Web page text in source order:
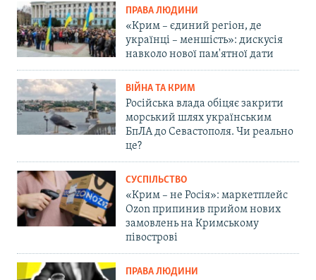
ПРАВА ЛЮДИНИ
«Крим – єдиний регіон, де
українці – меншість»: дискусія
навколо нової пам'ятної дати
ВІЙНА ТА КРИМ
Російська влада обіцяє закрити
морський шлях українським
БпЛА до Севастополя. Чи реально
це?
СУСПІЛЬСТВО
«Крим – не Росія»: маркетплейс
Ozon припинив прийом нових
замовлень на Кримському
півострові
ПРАВА ЛЮДИНИ